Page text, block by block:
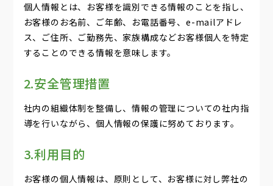
個人情報とは、お客様を識別できる情報のことを指し、
お客様のお名前、ご年齢、お電話番号、e-mailアドレ
ス、ご住所、ご勤務先、家族構成などお客様個人を特定
することのできる情報を意味します。
2.安全管理措置
社内の組織体制を整備し、情報の管理についての社内指
導を行いながら、個人情報の保護に努めております。
3.利用目的
お客様の個人情報は、原則として、お客様に対し弊社の